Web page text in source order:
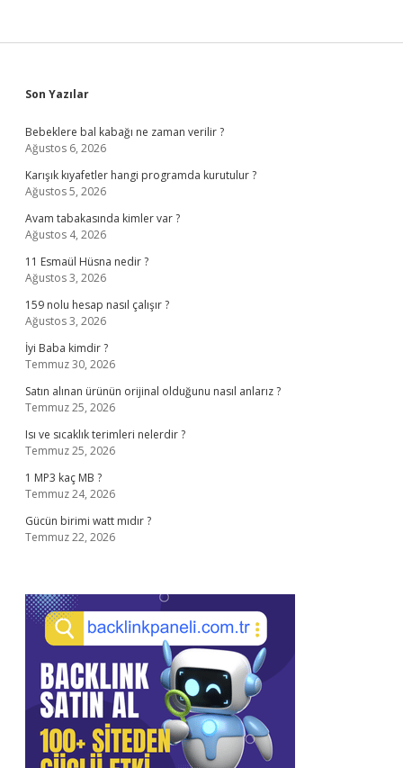
Sidebar
Son Yazılar
Bebeklere bal kabağı ne zaman verilir ?
Ağustos 6, 2026
Karışık kıyafetler hangi programda kurutulur ?
Ağustos 5, 2026
Avam tabakasında kimler var ?
Ağustos 4, 2026
11 Esmaül Hüsna nedir ?
Ağustos 3, 2026
159 nolu hesap nasıl çalışır ?
Ağustos 3, 2026
İyi Baba kimdir ?
Temmuz 30, 2026
Satın alınan ürünün orijinal olduğunu nasıl anlarız ?
Temmuz 25, 2026
Isı ve sıcaklık terimleri nelerdir ?
Temmuz 25, 2026
1 MP3 kaç MB ?
Temmuz 24, 2026
Gücün birimi watt mıdır ?
Temmuz 22, 2026